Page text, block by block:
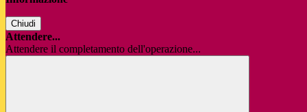
Chiudi
Attendere...
Attendere il completamento dell'operazione...